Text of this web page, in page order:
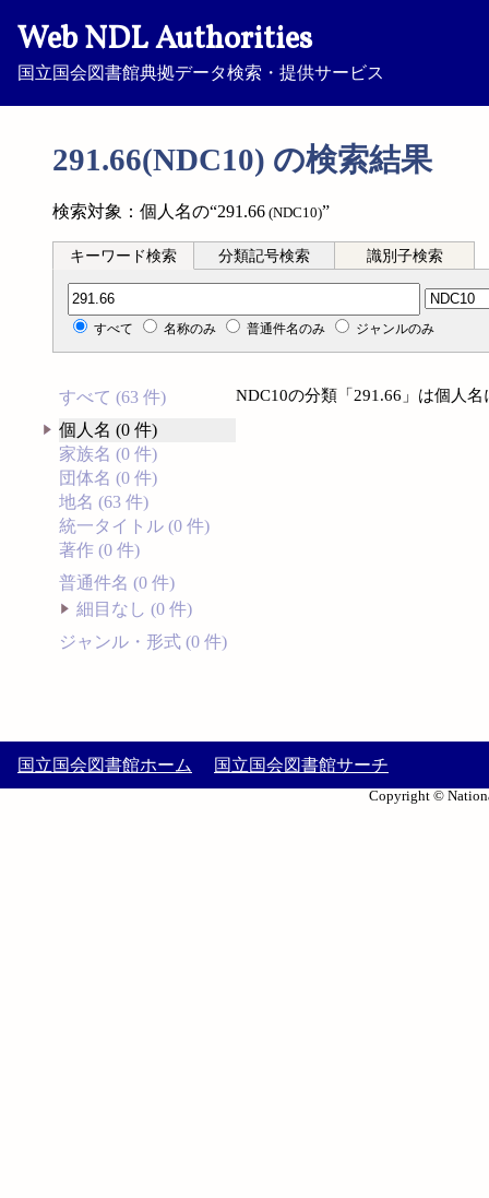
Web NDL Authorities
国立国会図書館典拠データ検索・提供サービス
291.66(NDC10) の検索結果
検索対象：個人名の“291.66 (NDC10)”
キーワード検索 分類記号検索 識別子検索
分類記号検索
すべて 名称のみ 普通件名のみ ジャンルのみ
すべて (63 件)
個人名 (0 件)
家族名 (0 件)
団体名 (0 件)
地名 (63 件)
統一タイトル (0 件)
著作 (0 件)
普通件名 (0 件)
細目なし (0 件)
ジャンル・形式 (0 件)
NDC10の分類「291.66」は個人
国立国会図書館ホーム 国立国会図書館サーチ
Copyright ©